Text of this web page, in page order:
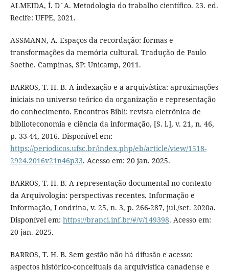
ALMEIDA, Í. D´A. Metodologia do trabalho científico. 23. ed.
Recife: UFPE, 2021.
ASSMANN, A. Espaços da recordação: formas e
transformações da memória cultural. Tradução de Paulo
Soethe. Campinas, SP: Unicamp, 2011.
BARROS, T. H. B. A indexação e a arquivística: aproximações
iniciais no universo teórico da organização e representação
do conhecimento. Encontros Bibli: revista eletrônica de
biblioteconomia e ciência da informação, [S. l.], v. 21, n. 46,
p. 33-44, 2016. Disponível em:
https://periodicos.ufsc.br/index.php/eb/article/view/1518-
2924.2016v21n46p33. Acesso em: 20 jan. 2025.
BARROS, T. H. B. A representação documental no contexto
da Arquivologia: perspectivas recentes. Informação e
Informação, Londrina, v. 25, n. 3, p. 266-287, jul./set. 2020a.
Disponível em: https://brapci.inf.br/#/v/149398. Acesso em:
20 jan. 2025.
BARROS, T. H. B. Sem gestão não há difusão e acesso:
aspectos histórico-conceituais da arquivística canadense e